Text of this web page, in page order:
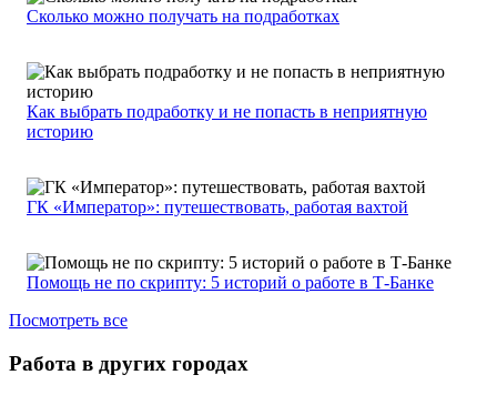
Сколько можно получать на подработках
Как выбрать подработку и не попасть в неприятную
историю
ГК «Император»: путешествовать, работая вахтой
Помощь не по скрипту: 5 историй о работе в Т-Банке
Посмотреть все
Работа в других городах